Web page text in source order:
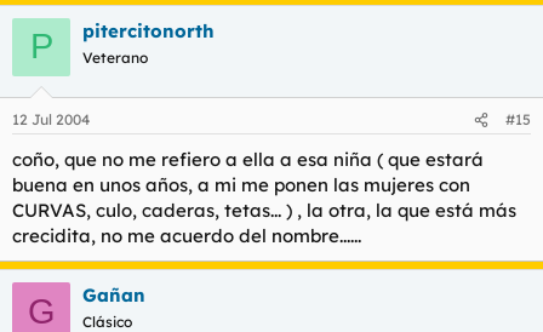
P pitercitonorth
Veterano
12 Jul 2004 #15
coño, que no me refiero a ella a esa niña ( que estará
buena en unos años, a mi me ponen las mujeres con
CURVAS, culo, caderas, tetas... ) , la otra, la que está más
crecidita, no me acuerdo del nombre......
G Gañan
Clásico